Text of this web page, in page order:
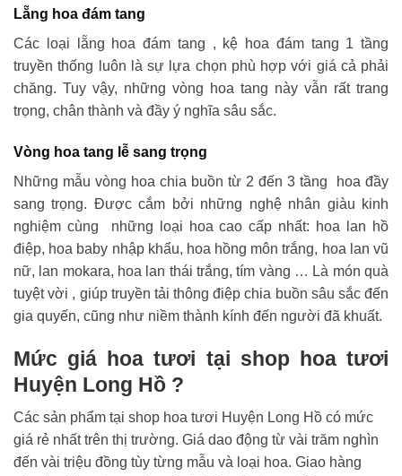
Lẵng hoa đám tang
Các loại lẵng hoa đám tang , kệ hoa đám tang 1 tầng
truyền thống luôn là sự lựa chọn phù hợp với giá cả phải
chăng. Tuy vậy, những vòng hoa tang này vẫn rất trang
trọng, chân thành và đầy ý nghĩa sâu sắc.
Vòng hoa tang lễ sang trọng
Những mẫu vòng hoa chia buồn từ 2 đến 3 tầng hoa đầy
sang trọng. Được cắm bởi những nghệ nhân giàu kinh
nghiệm cùng những loại hoa cao cấp nhất: hoa lan hồ
điệp, hoa baby nhập khẩu, hoa hồng môn trắng, hoa lan vũ
nữ, lan mokara, hoa lan thái trắng, tím vàng … Là món quà
tuyệt vời , giúp truyền tải thông điệp chia buồn sâu sắc đến
gia quyến, cũng như niềm thành kính đến người đã khuất.
Mức giá hoa tươi tại shop hoa tươi
Huyện Long Hồ ?
Các sản phẩm tại shop hoa tươi Huyện Long Hồ có mức
giá rẻ nhất trên thị trường. Giá dao động từ vài trăm nghìn
đến vài triệu đồng tùy từng mẫu và loại hoa. Giao hàng